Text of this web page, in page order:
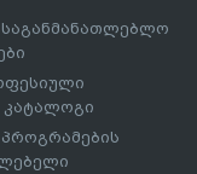
კატალოგი